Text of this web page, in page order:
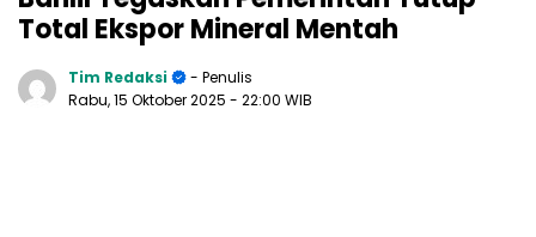
Total Ekspor Mineral Mentah
Tim Redaksi
- Penulis
Rabu, 15 Oktober 2025 - 22:00 WIB